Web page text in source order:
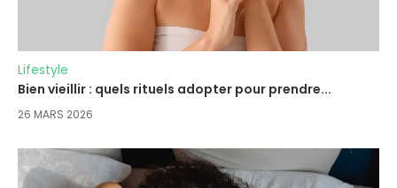
Lifestyle
Bien vieillir : quels rituels adopter pour prendre...
26 MARS 2026